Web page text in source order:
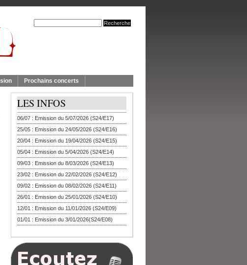
Prochains concerts
LES INFOS
06/07 : Emission du 5/07/2026 (S24/E17)
25/05 : Emission du 24/05/2026 (S24/E16)
20/04 : Emission du 19/04/2026 (S24/E15)
05/04 : Emission du 5/04/2026 (S24/E14)
09/03 : Emission du 8/03/2026 (S24/E13)
23/02 : Emission du 22/02/2026 (S24/E12)
09/02 : Emission du 08/02/2026 (S24/E11)
26/01 : Emission du 25/01/2026 (S24/E10)
12/01 : Emission du 11/01/2026 (S24/E09)
01/01 : Emission du 3/01/2026(S24/E08)